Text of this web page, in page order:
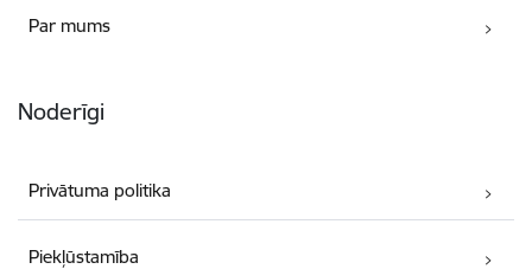
Par mums
Noderīgi
Privātuma politika
Piekļūstamība